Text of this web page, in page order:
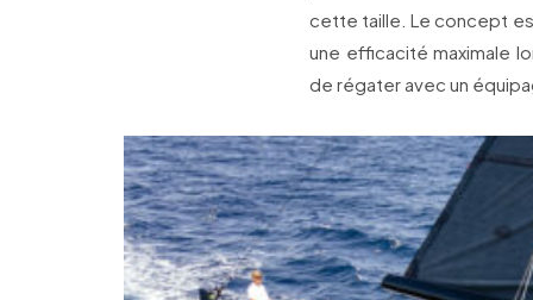
cette taille. Le concept
une efficacité maximale
de régater avec un